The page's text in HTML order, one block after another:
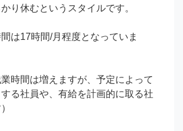
り休むというスタイルです。
間は17時間/月程度となっていま
業時間は増えますが、予定によって
る社員や、有給を計画的に取る社